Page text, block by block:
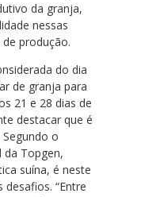
da granja,
nessas
produção.
do dia
de granja para
21 e 28 dias de
destacar que é
o
da Topgen,
suína, é neste
“Entre